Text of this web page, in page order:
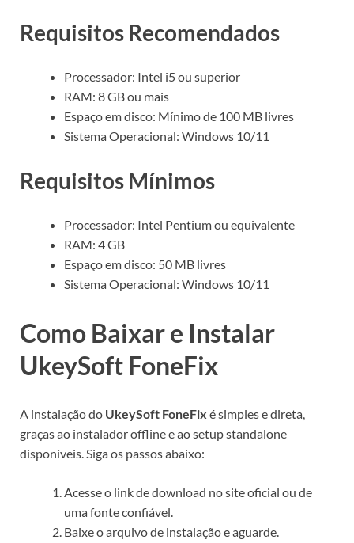
Requisitos Recomendados
Processador: Intel i5 ou superior
RAM: 8 GB ou mais
Espaço em disco: Mínimo de 100 MB livres
Sistema Operacional: Windows 10/11
Requisitos Mínimos
Processador: Intel Pentium ou equivalente
RAM: 4 GB
Espaço em disco: 50 MB livres
Sistema Operacional: Windows 10/11
Como Baixar e Instalar
UkeySoft FoneFix
A instalação do UkeySoft FoneFix é simples e direta,
graças ao instalador offline e ao setup standalone
disponíveis. Siga os passos abaixo:
Acesse o link de download no site oficial ou de
uma fonte confiável.
Baixe o arquivo de instalação e aguarde.